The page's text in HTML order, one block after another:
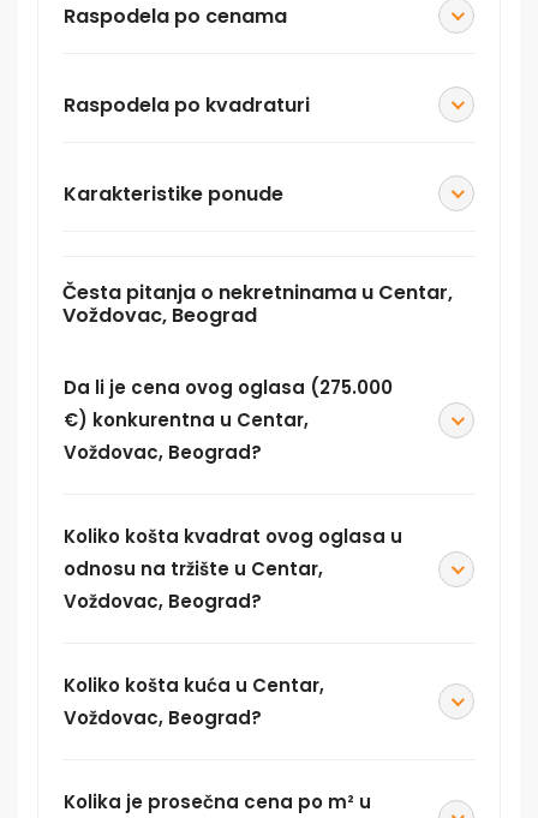
Raspodela po cenama
Raspodela po kvadraturi
Karakteristike ponude
Česta pitanja o nekretninama u Centar,
Voždovac, Beograd
Da li je cena ovog oglasa (275.000
€) konkurentna u Centar,
Voždovac, Beograd?
Koliko košta kvadrat ovog oglasa u
odnosu na tržište u Centar,
Voždovac, Beograd?
Koliko košta kuća u Centar,
Voždovac, Beograd?
Kolika je prosečna cena po m² u